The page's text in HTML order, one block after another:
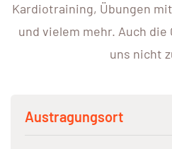
Kardiotraining, Übungen
und vielem mehr. Auch
uns nicht
Austragungsort